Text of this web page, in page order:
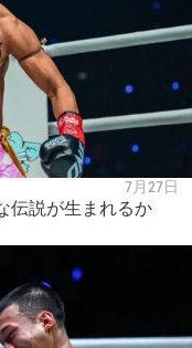
7月27日
伝説が生まれるか